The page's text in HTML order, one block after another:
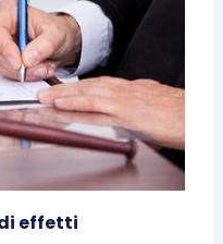
effetti